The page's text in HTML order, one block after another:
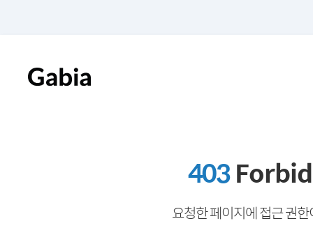
403
요청한 페이지에 접근 권